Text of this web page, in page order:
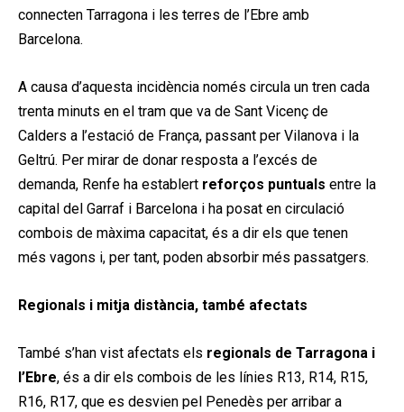
connecten Tarragona i les terres de l’Ebre amb
Barcelona.
A causa d’aquesta incidència només circula un tren cada
trenta minuts en el tram que va de Sant Vicenç de
Calders a l’estació de França, passant per Vilanova i la
Geltrú. Per mirar de donar resposta a l’excés de
demanda, Renfe ha establert reforços puntuals entre la
capital del Garraf i Barcelona i ha posat en circulació
combois de màxima capacitat, és a dir els que tenen
més vagons i, per tant, poden absorbir més passatgers.
Regionals i mitja distància, també afectats
També s’han vist afectats els regionals de Tarragona i
l’Ebre, és a dir els combois de les línies R13, R14, R15,
R16, R17, que es desvien pel Penedès per arribar a